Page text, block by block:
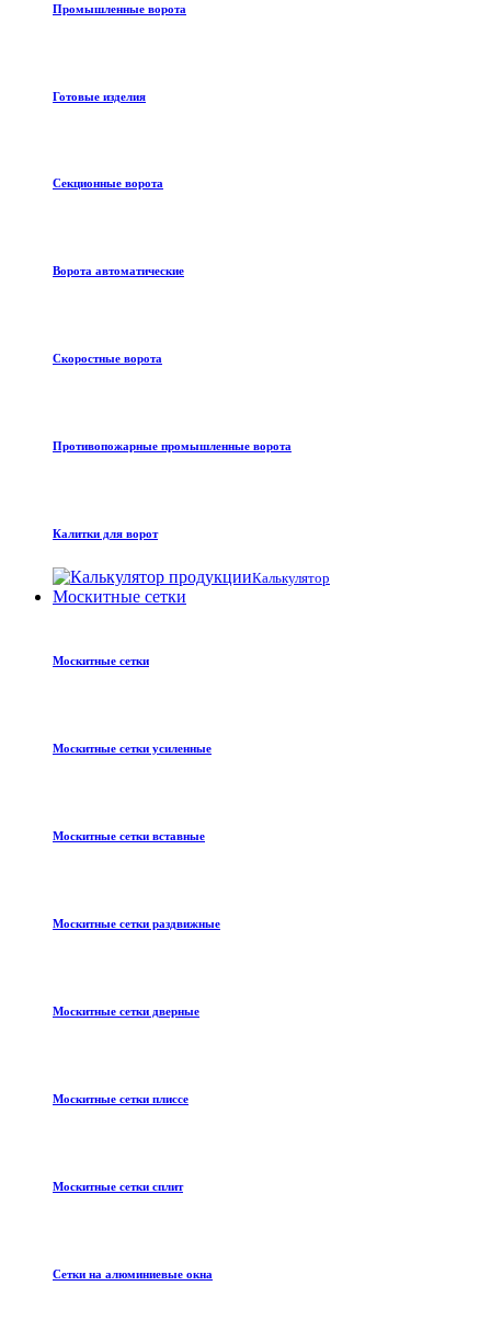
Промышленные ворота
Готовые изделия
Секционные ворота
Ворота автоматические
Скоростные ворота
Противопожарные промышленные ворота
Калитки для ворот
Калькулятор
Москитные сетки
Москитные сетки
Москитные сетки усиленные
Москитные сетки вставные
Москитные сетки раздвижные
Москитные сетки дверные
Москитные сетки плиссе
Москитные сетки сплит
Сетки на алюминиевые окна